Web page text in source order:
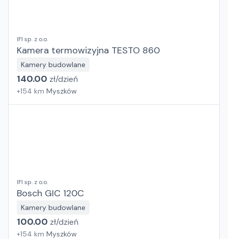
IFI sp. z o.o.
Kamera termowizyjna TESTO 860
Kamery budowlane
140.00 zł/dzień
+154 km Myszków
IFI sp. z o.o.
Bosch GIC 120C
Kamery budowlane
100.00 zł/dzień
+154 km Myszków